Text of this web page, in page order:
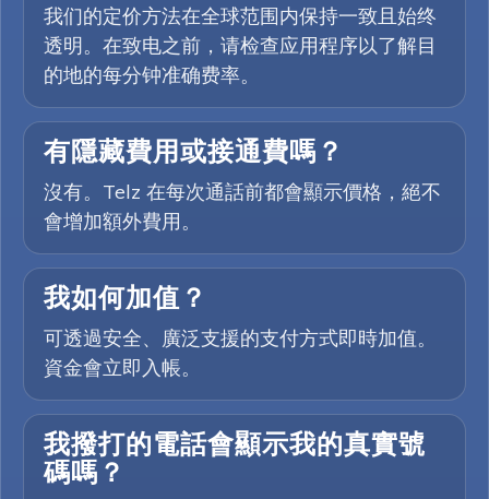
我们的定价方法在全球范围内保持一致且始终
透明。在致电之前，请检查应用程序以了解目
的地的每分钟准确费率。
有隱藏費用或接通費嗎？
沒有。Telz 在每次通話前都會顯示價格，絕不
會增加額外費用。
我如何加值？
可透過安全、廣泛支援的支付方式即時加值。
資金會立即入帳。
我撥打的電話會顯示我的真實號
碼嗎？